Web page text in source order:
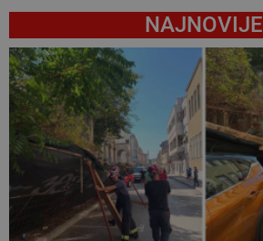
NAJNOVIJE